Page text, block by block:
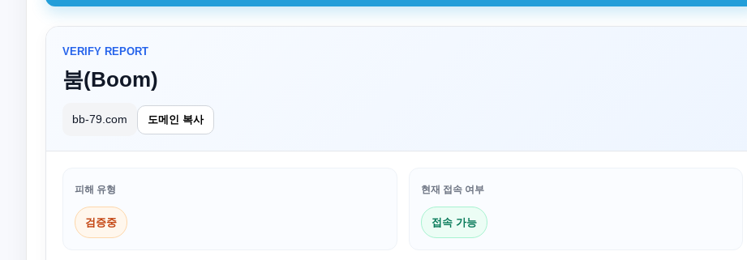
VERIFY REPORT
붐(Boom)
bb-79.com 도메인 복사
피해 유형
검증중
현재 접속 여부
접속 가능